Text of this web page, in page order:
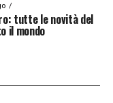
tutte le novità del
il mondo